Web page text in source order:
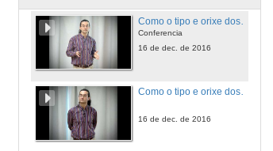
Conferencia
16 de dec. de 2016
Como o tipo e orixe dos alimentos pode influenciar no desenvolvemento do cerebro dos nosos escolares. Quenda de preguntas
16 de dec. de 2016